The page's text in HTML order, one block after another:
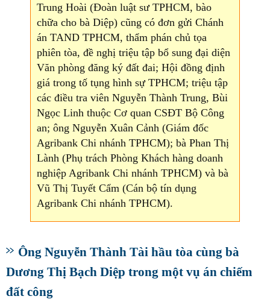
Trung Hoài (Đoàn luật sư TPHCM, bào
chữa cho bà Diệp) cũng có đơn gửi Chánh
án TAND TPHCM, thẩm phán chủ tọa
phiên tòa, đề nghị triệu tập bổ sung đại diện
Văn phòng đăng ký đất đai; Hội đồng định
giá trong tố tụng hình sự TPHCM; triệu tập
các điều tra viên Nguyễn Thành Trung, Bùi
Ngọc Linh thuộc Cơ quan CSĐT Bộ Công
an; ông Nguyễn Xuân Cảnh (Giám đốc
Agribank Chi nhánh TPHCM); bà Phan Thị
Lành (Phụ trách Phòng Khách hàng doanh
nghiệp Agribank Chi nhánh TPHCM) và bà
Vũ Thị Tuyết Cẩm (Cán bộ tín dụng
Agribank Chi nhánh TPHCM).
Ông Nguyễn Thành Tài hầu tòa cùng bà
Dương Thị Bạch Diệp trong một vụ án chiếm
đất công